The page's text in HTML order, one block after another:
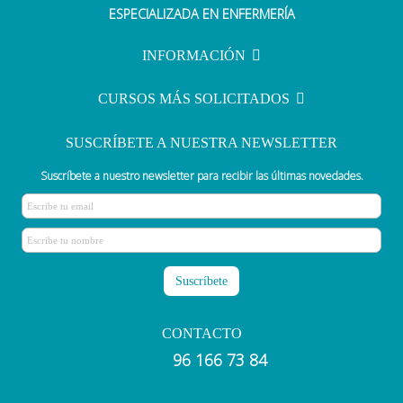
ESPECIALIZADA EN ENFERMERÍA
INFORMACIÓN
CURSOS MÁS SOLICITADOS
SUSCRÍBETE A NUESTRA NEWSLETTER
Suscríbete a nuestro newsletter para recibir las últimas novedades.
CONTACTO
96 166 73 84